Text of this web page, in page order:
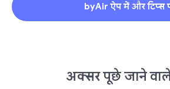
byAir ऐप में और टिप्स
अक्सर पूछे जाने वाले